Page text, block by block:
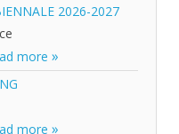
2026-2027
more
more